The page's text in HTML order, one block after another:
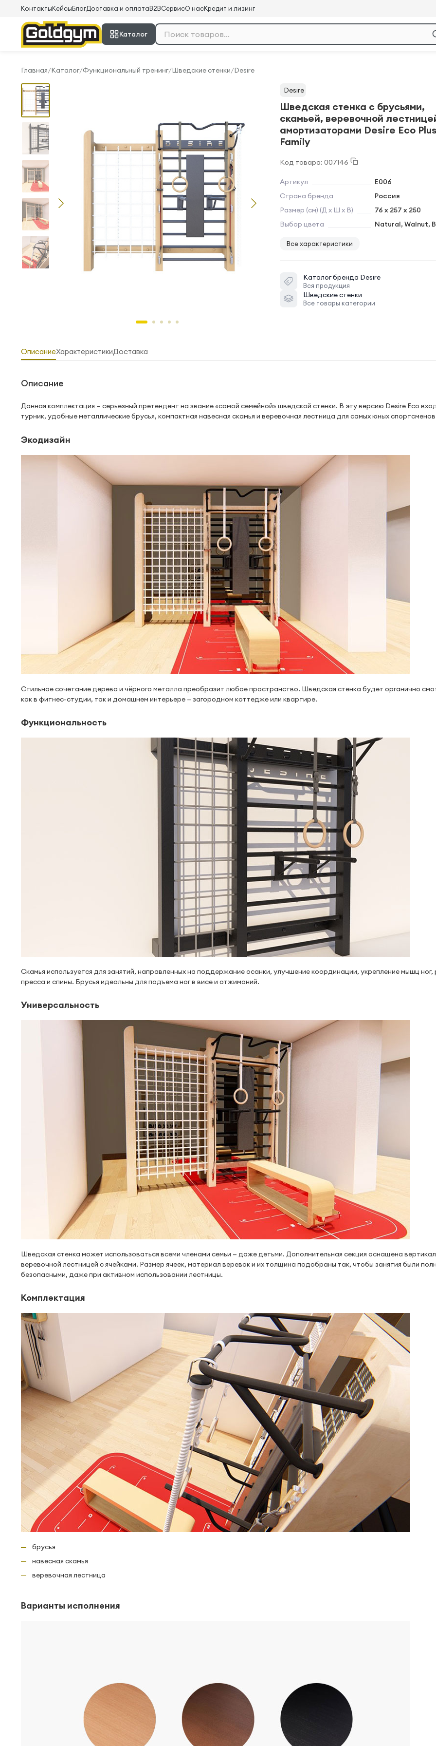
КонтактыКейсыБлогДоставка и оплатаB2BСервисО насКредит и лизинг
Каталог
Главная/Каталог/Функциональный тренинг/Шведские стенки/Desire
Desire
Шведская стенка с брусьями,
скамьей, веревочной
амортизаторами Desire Eco Plus
Family
Код товара: 007146
Артикул
E006
Страна бренда
Россия
Размер (см) (Д х Ш х В)
76 х 257 х 250
Выбор цвета
Natural, Walnut,
Все характеристики
Каталог бренда Desire
Вся продукция
Шведские стенки
Все товары категории
ОписаниеХарактеристикиДоставка
Описание
Данная комплектация — серьезный претендент на звание «самой семейной» шведской стенки. В эту версию Desire Eco
турник, удобные металлические брусья, компактная навесная скамья и веревочная лестница для самых юных
Экодизайн
Стильное сочетание дерева и чёрного металла преобразит любое пространство. Шведская стенка будет органично
как в фитнес-студии, так и домашнем интерьере — загородном коттедже или квартире.
Функциональность
Скамья используется для занятий, направленных на поддержание осанки, улучшение координации, укрепление мышц ног,
пресса и спины. Брусья идеальны для подъема ног в висе и отжиманий.
Универсальность
Шведская стенка может использоваться всеми членами семьи — даже детьми. Дополнительная секция оснащена
веревочной лестницей с ячейками. Размер ячеек, материал веревок и их толщина подобраны так, чтобы занятия были
безопасными, даже при активном использовании лестницы.
Комплектация
брусья
навесная скамья
веревочная лестница
Варианты исполнения